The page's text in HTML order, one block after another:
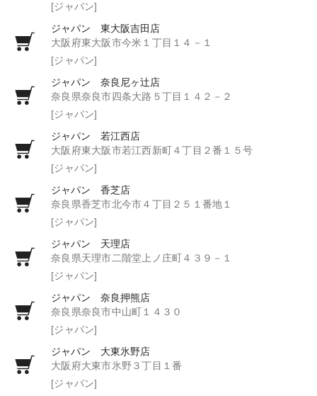
[ジャパン]
ジャパン 東大阪吉田店
大阪府東大阪市今米１丁目１４－１
[ジャパン]
ジャパン 奈良尼ヶ辻店
奈良県奈良市四条大路５丁目１４２－２
[ジャパン]
ジャパン 若江西店
大阪府東大阪市若江西新町４丁目２番１５号
[ジャパン]
ジャパン 香芝店
奈良県香芝市北今市４丁目２５１番地１
[ジャパン]
ジャパン 天理店
奈良県天理市二階堂上ノ庄町４３９－１
[ジャパン]
ジャパン 奈良押熊店
奈良県奈良市中山町１４３０
[ジャパン]
ジャパン 大東氷野店
大阪府大東市氷野３丁目１番
[ジャパン]